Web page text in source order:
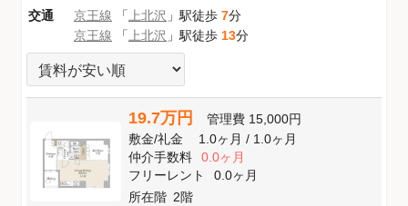
交通
京王線 「 上北沢 」駅徒歩 7分
京王線 「 上北沢 」駅徒歩 13分
19.7万円 管理費 15,000円
敷金/礼金 1.0ヶ月/ 1.0ヶ月
仲介手数料
0.0ヶ月
フリーレント
0.0ヶ月
所在階 2階